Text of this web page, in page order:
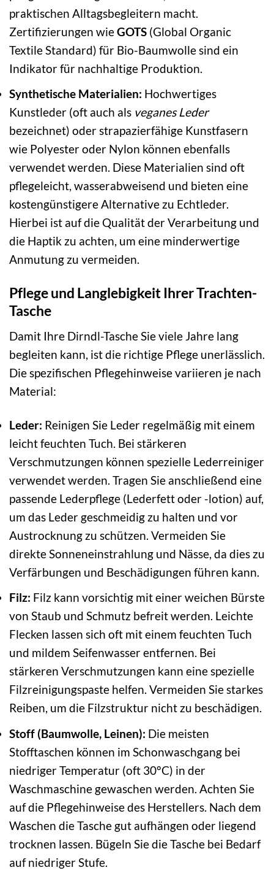
praktischen Alltagsbegleitern macht.
Zertifizierungen wieGOTS (Global Organic
Textile Standard) für Bio-Baumwolle sind ein
Indikator für nachhaltige Produktion.
Synthetische Materialien: Hochwertiges
Kunstleder (oft auch als veganes Leder
bezeichnet) oder strapazierfähige Kunstfasern
wie Polyester oder Nylon können ebenfalls
verwendet werden. Diese Materialien sind oft
pflegeleicht, wasserabweisend und bieten eine
kostengünstigere Alternative zu Echtleder.
Hierbei ist auf die Qualität der Verarbeitung und
die Haptik zu achten, um eine minderwertige
Anmutung zu vermeiden.
Pflege und Langlebigkeit Ihrer Trachten-
Tasche
Damit Ihre Dirndl-Tasche Sie viele Jahre lang
begleiten kann, ist die richtige Pflege unerlässlich.
Die spezifischen Pflegehinweise variieren je nach
Material:
Leder: Reinigen Sie Leder regelmäßig mit einem
leicht feuchten Tuch. Bei stärkeren
Verschmutzungen können spezielle Lederreiniger
verwendet werden. Tragen Sie anschließend eine
passende Lederpflege (Lederfett oder -lotion) auf,
um das Leder geschmeidig zu halten und vor
Austrocknung zu schützen. Vermeiden Sie
direkte Sonneneinstrahlung und Nässe, da dies zu
Verfärbungen und Beschädigungen führen kann.
Filz: Filz kann vorsichtig mit einer weichen Bürste
von Staub und Schmutz befreit werden. Leichte
Flecken lassen sich oft mit einem feuchten Tuch
und mildem Seifenwasser entfernen. Bei
stärkeren Verschmutzungen kann eine spezielle
Filzreinigungspaste helfen. Vermeiden Sie starkes
Reiben, um die Filzstruktur nicht zu beschädigen.
Stoff (Baumwolle, Leinen): Die meisten
Stofftaschen können im Schonwaschgang bei
niedriger Temperatur (oft 30°C) in der
Waschmaschine gewaschen werden. Achten Sie
auf die Pflegehinweise des Herstellers. Nach dem
Waschen die Tasche gut aufhängen oder liegend
trocknen lassen. Bügeln Sie die Tasche bei Bedarf
auf niedriger Stufe.